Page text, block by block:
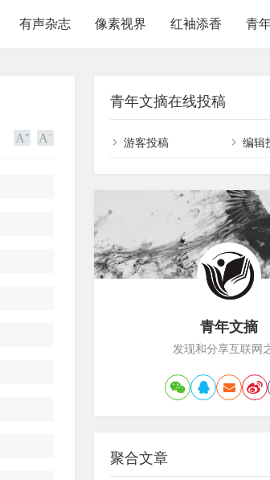
有声杂志 像素视界 红袖添香 青
青年文摘在线投稿
游客投稿 编辑
青年文摘
发现和分享互联网
聚合文章